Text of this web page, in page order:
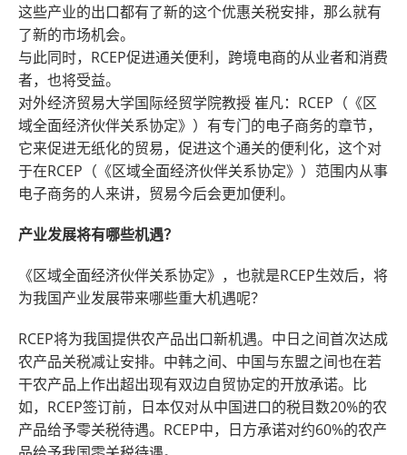
这些产业的出口都有了新的这个优惠关税安排，那么就有
了新的市场机会。
与此同时，RCEP促进通关便利，跨境电商的从业者和消费
者，也将受益。
对外经济贸易大学国际经贸学院教授 崔凡：RCEP（《区
域全面经济伙伴关系协定》）有专门的电子商务的章节，
它来促进无纸化的贸易，促进这个通关的便利化，这个对
于在RCEP（《区域全面经济伙伴关系协定》）范围内从事
电子商务的人来讲，贸易今后会更加便利。
产业发展将有哪些机遇？
《区域全面经济伙伴关系协定》，也就是RCEP生效后，将
为我国产业发展带来哪些重大机遇呢？
RCEP将为我国提供农产品出口新机遇。中日之间首次达成
农产品关税减让安排。中韩之间、中国与东盟之间也在若
干农产品上作出超出现有双边自贸协定的开放承诺。比
如，RCEP签订前，日本仅对从中国进口的税目数20%的农
产品给予零关税待遇。RCEP中，日方承诺对约60%的农产